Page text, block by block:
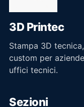
3D Printec
Stampa 3D
custom per
uffici tecnici.
Sezioni